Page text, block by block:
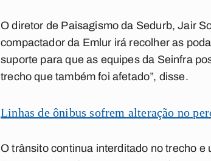
O diretor de Paisagismo da Sedurb, Jair
compactador da Emlur irá recolher as
suporte para que as equipes da Seinfra
trecho que também foi afetado”, disse.
Linhas de ônibus sofrem alteração no
O trânsito continua interditado no trecho